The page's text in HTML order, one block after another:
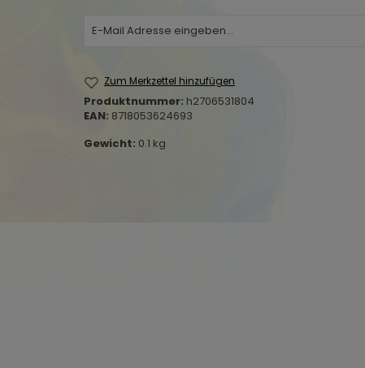
Zum Merkzettel hinzufügen
Produktnummer: h2706531804
EAN: 8718053624693
Gewicht: 0.1 kg